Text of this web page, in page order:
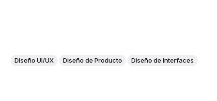
Diseño UI/UX Diseño de Producto Diseño de interfaces